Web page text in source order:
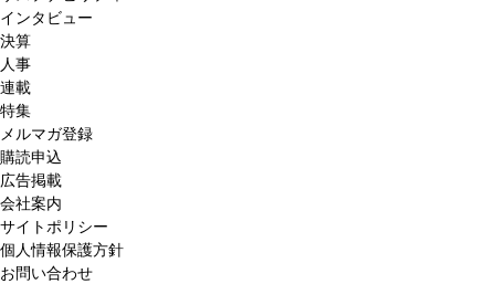
インタビュー
決算
人事
連載
特集
メルマガ登録
購読申込
広告掲載
会社案内
サイトポリシー
個人情報保護方針
お問い合わせ